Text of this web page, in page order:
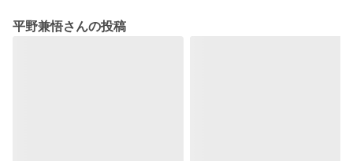
平野兼悟さんの投稿